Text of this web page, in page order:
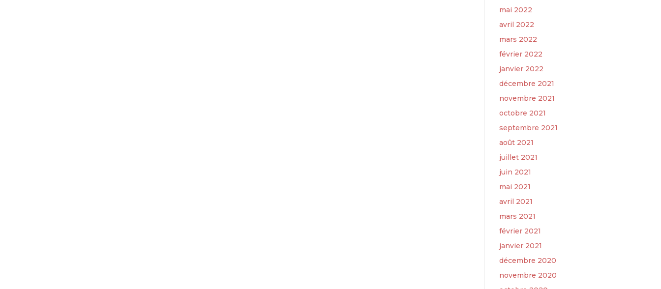
mai 2022
avril 2022
mars 2022
février 2022
janvier 2022
décembre 2021
novembre 2021
octobre 2021
septembre 2021
août 2021
juillet 2021
juin 2021
mai 2021
avril 2021
mars 2021
février 2021
janvier 2021
décembre 2020
novembre 2020